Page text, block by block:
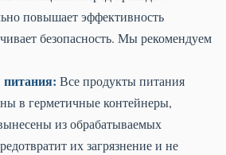
повышает эффективность
безопасность. Мы рекомендуем
Все продукты питания
в герметичные контейнеры,
из обрабатываемых
их загрязнение и не